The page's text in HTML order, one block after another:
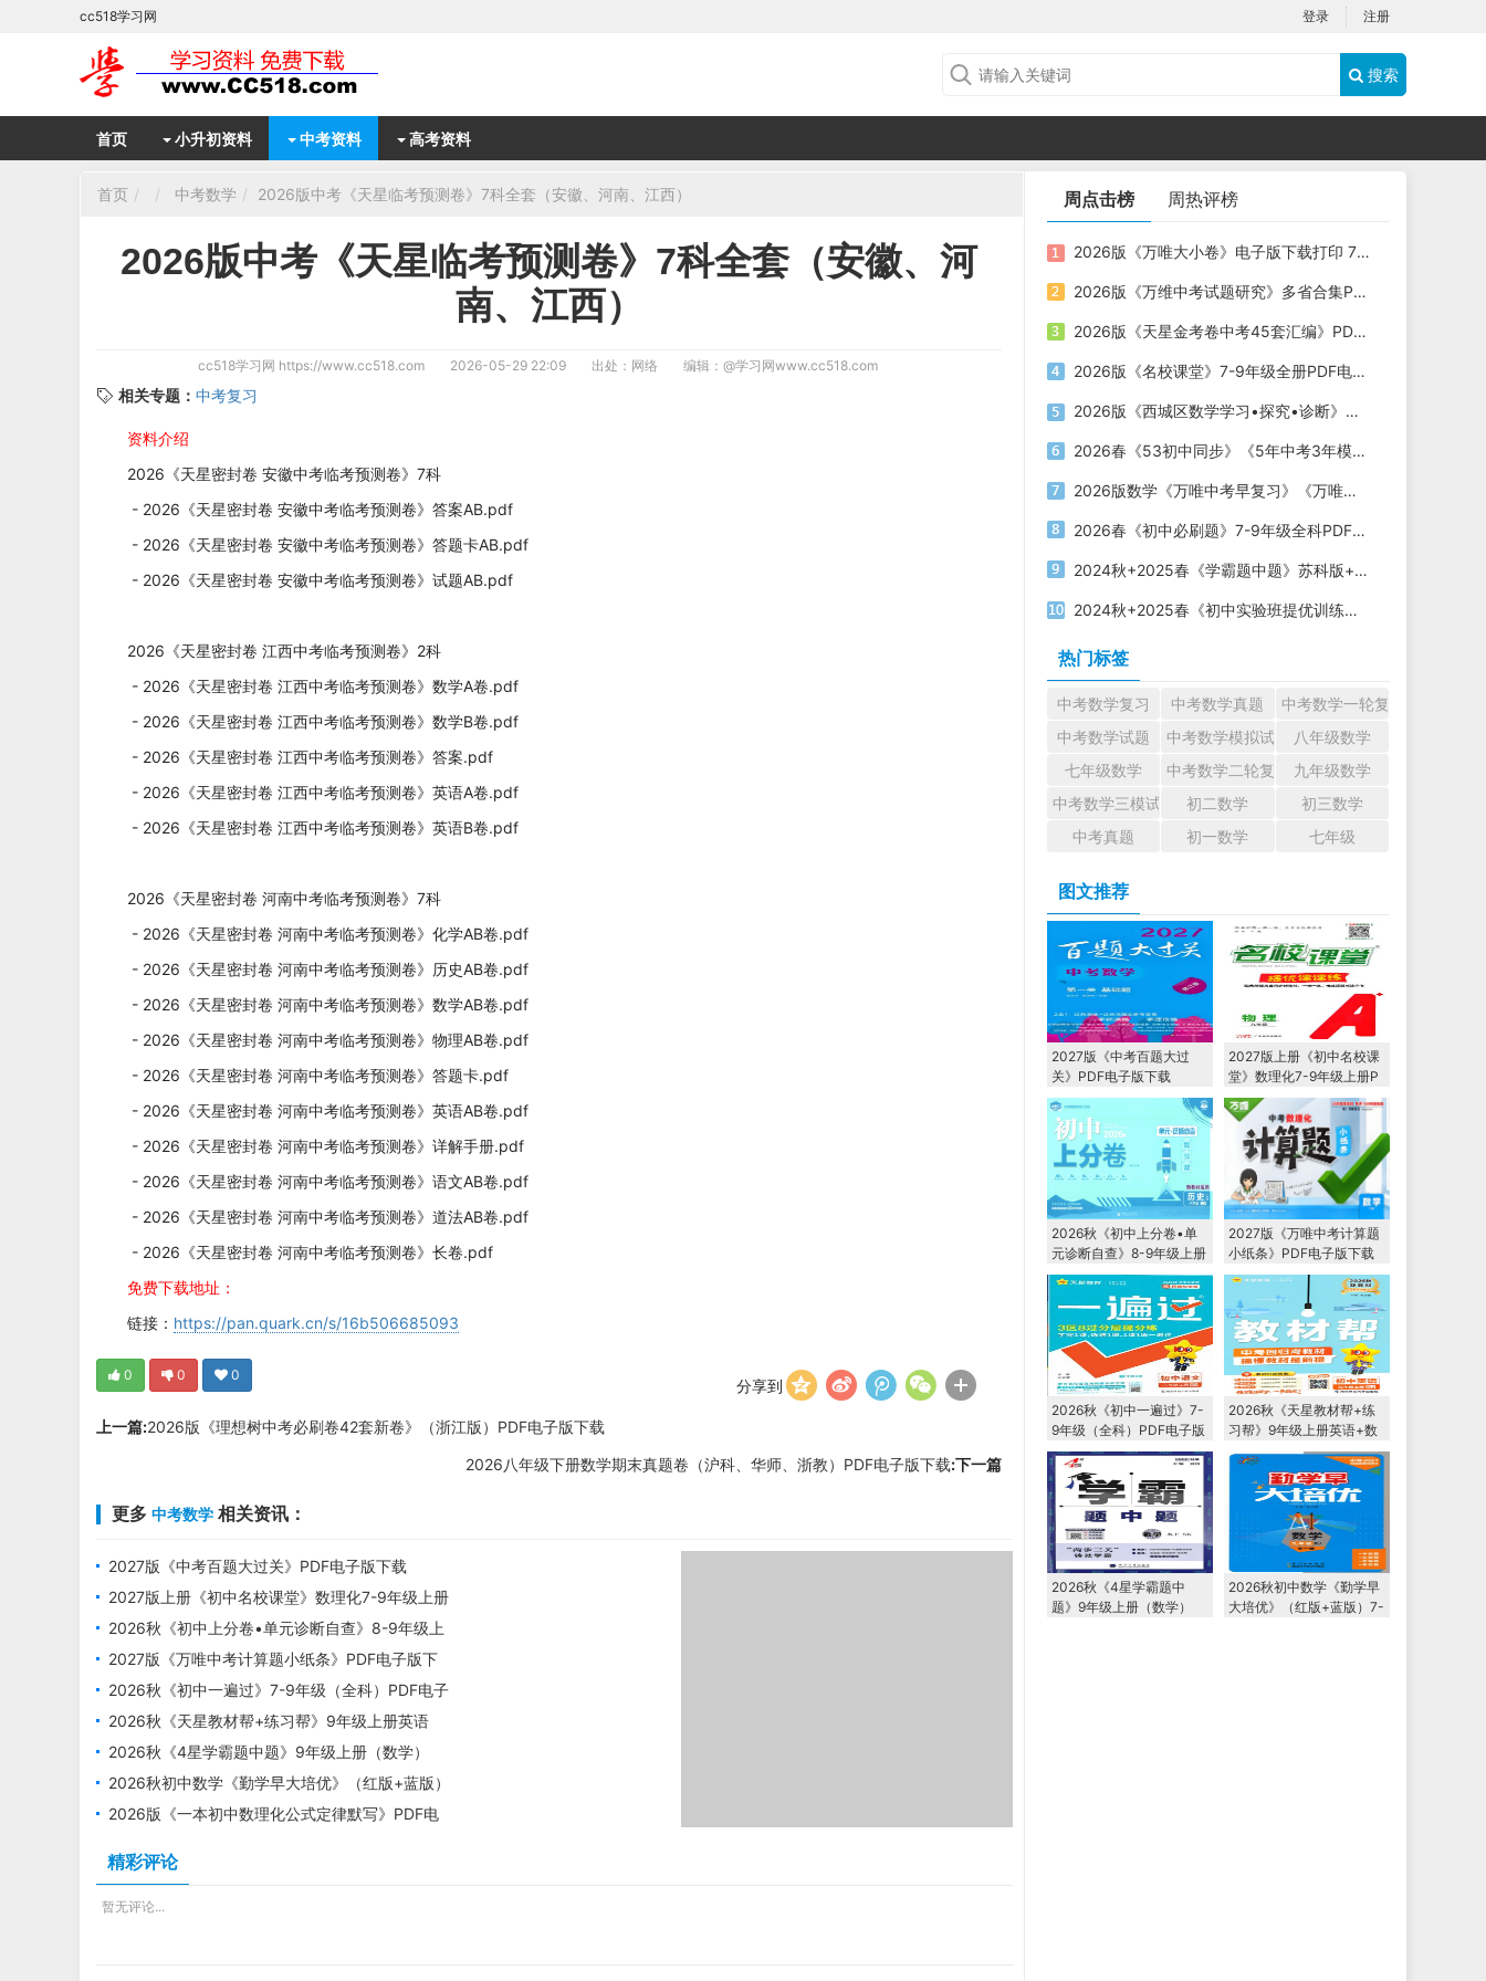
cc518学习网 登录 注册
搜索
首页 小升初资料 中考资料 高考资料
首页 中考数学 2026版中考《天星临考预测卷》7科全套（安徽、河南、江西）
2026版中考《天星临考预测卷》7科全套（安徽、河
南、江西）
cc518学习网 https://www.cc518.com 2026-05-29 22:09 出处：网络 编辑： @学习网www.cc518.com
相关专题： 中考复习
资料介绍
2026《天星密封卷 安徽中考临考预测卷》7科
- 2026《天星密封卷 安徽中考临考预测卷》答案AB.pdf
- 2026《天星密封卷 安徽中考临考预测卷》答题卡AB.pdf
- 2026《天星密封卷 安徽中考临考预测卷》试题AB.pdf
2026《天星密封卷 江西中考临考预测卷》2科
- 2026《天星密封卷 江西中考临考预测卷》数学A卷.pdf
- 2026《天星密封卷 江西中考临考预测卷》数学B卷.pdf
- 2026《天星密封卷 江西中考临考预测卷》答案.pdf
- 2026《天星密封卷 江西中考临考预测卷》英语A卷.pdf
- 2026《天星密封卷 江西中考临考预测卷》英语B卷.pdf
2026《天星密封卷 河南中考临考预测卷》7科
- 2026《天星密封卷 河南中考临考预测卷》化学AB卷.pdf
- 2026《天星密封卷 河南中考临考预测卷》历史AB卷.pdf
- 2026《天星密封卷 河南中考临考预测卷》数学AB卷.pdf
- 2026《天星密封卷 河南中考临考预测卷》物理AB卷.pdf
- 2026《天星密封卷 河南中考临考预测卷》答题卡.pdf
- 2026《天星密封卷 河南中考临考预测卷》英语AB卷.pdf
- 2026《天星密封卷 河南中考临考预测卷》详解手册.pdf
- 2026《天星密封卷 河南中考临考预测卷》语文AB卷.pdf
- 2026《天星密封卷 河南中考临考预测卷》道法AB卷.pdf
- 2026《天星密封卷 河南中考临考预测卷》长卷.pdf
免费下载地址：
链接： https://pan.quark.cn/s/16b506685093
分享到
0 0 0
上一篇:2026版《理想树中考必刷卷42套新卷》（浙江版）PDF电子版下载
2026八年级下册数学期末真题卷（沪科、华师、浙教）PDF电子版下载:下一篇
更多 中考数学 相关资讯：
2027版《中考百题大过关》PDF电子版下载
2027版上册《初中名校课堂》数理化7-9年级上册
PDF电子版下载
2026秋《初中上分卷•单元诊断自查》8-9年级上
册PDF电子版下载
2027版《万唯中考计算题小纸条》PDF电子版下
载
2026秋《初中一遍过》7-9年级（全科）PDF电子
版下载 2027版
2026秋《天星教材帮+练习帮》9年级上册英语
+数学+物理+化学
2026秋《4星学霸题中题》9年级上册（数学）
（苏科版）PDF电子版下载
2026秋初中数学《勤学早大培优》（红版+蓝版）
7-9年级上册2027版
2026版《一本初中数理化公式定律默写》PDF电
精彩评论
暂无评论...
周点击榜 周热评榜
2026版《万唯大小卷》电子版下载打印 7-9年级
2026版《万维中考试题研究》多省合集PDF电子版下载
2026版《天星金考卷中考45套汇编》PDF电子版下载
2026版《名校课堂》7-9年级全册PDF电子版下载
2026版《西城区数学学习•探究•诊断》电子版下载打印
2026春《53初中同步》《5年中考3年模拟》PDF电子版下载
2026版数学《万唯中考早复习》《万唯中考早备考》《万唯预习新初三》
2026春《初中必刷题》7-9年级全科PDF电子版下载
2024秋+2025春《学霸题中题》苏科版+北师版电子版下载
2024秋+2025春《初中实验班提优训练》电子版下载打印
热门标签
中考数学复习 中考数学真题
中考数学一轮复习
中考数学试题
中考数学模拟试题
八年级数学
七年级数学
中考数学二轮复习
九年级数学
中考数学三模试题
初二数学
初三数学
中考真题
初一数学 七年级
图文推荐
2027版《中考百题大过
关》PDF电子版下载
2027版上册《初中名校课
堂》数理化7-9年级上册P
DF电子版下载
2026秋《初中上分卷•单
元诊断自查》8-9年级上册
PDF电子版下载
2027版《万唯中考计算题
小纸条》PDF电子版下载
2026秋《初中一遍过》7-
9年级（全科）PDF电子版
下载 2027版
2026秋《天星教材帮+练
习帮》9年级上册英语+数
学+物理+化学
2026秋《4星学霸题中
题》9年级上册（数学）
2026秋初中数学《勤学早
大培优》（红版+蓝版）7-